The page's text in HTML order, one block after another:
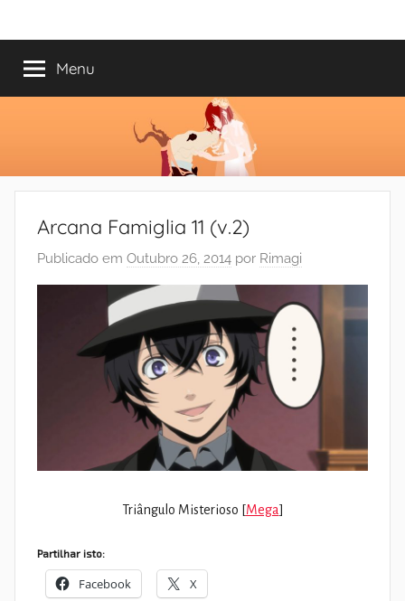
paraMundo
do
anos
a
romances
Menu
Arcana Famiglia 11 (v.2)
Publicado em Outubro 26, 2014 por Rimagi
Triângulo Misterioso [Mega]
Partilhar isto:
Facebook X